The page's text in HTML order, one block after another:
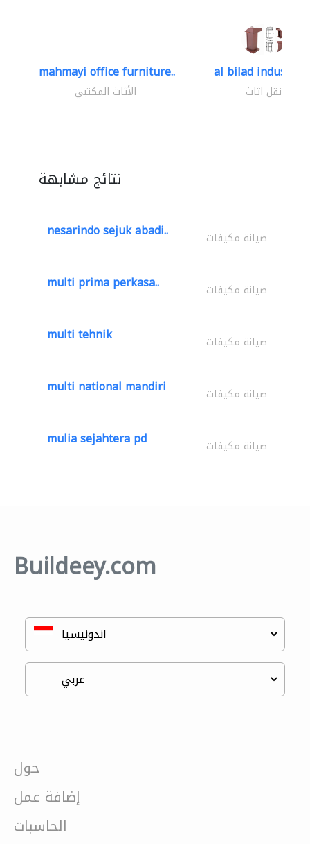
mahmayi office furniture..
الأثاث المكتبي
al bilad
نقل اثاث
نتائج مشابهة
nesarindo sejuk abadi.. صيانة مكيفات
multi prima perkasa.. صيانة مكيفات
multi tehnik صيانة مكيفات
multi national mandiri صيانة مكيفات
mulia sejahtera pd صيانة مكيفات
Buildeey.com
حول
إضافة عمل
الحاسبات